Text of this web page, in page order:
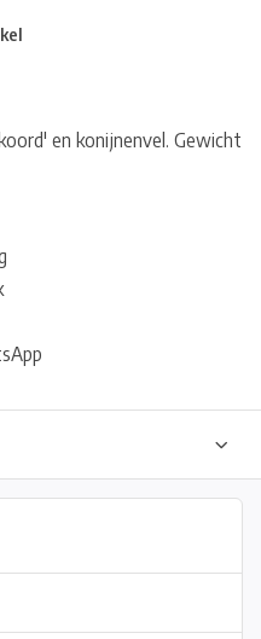
en konijnenvel. Gewicht